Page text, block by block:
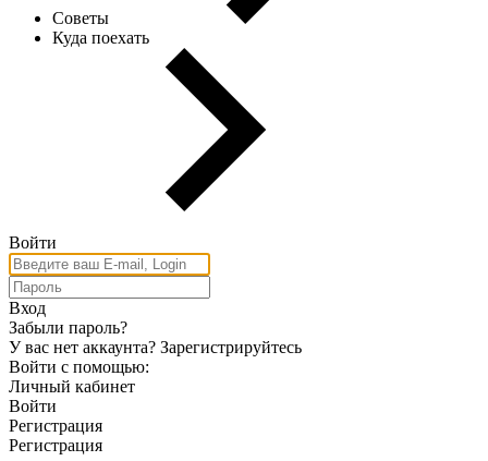
Советы
Куда поехать
Войти
Вход
Забыли пароль?
У вас нет аккаунта? Зарегистрируйтесь
Войти с помощью:
Личный кабинет
Войти
Регистрация
Регистрация